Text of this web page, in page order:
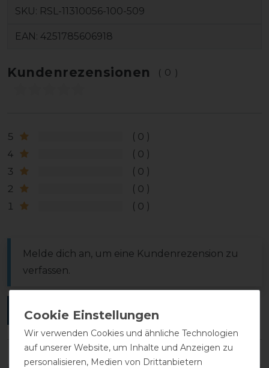
SKU: RSL-11310056-100-509
EAN: 4251785606918
Kundenrezensionen (0)
5
0
4
0
3
0
2
0
1
0
Melde dich an, um eine Kundenrezension zu
verfassen.
ANMELDEN
Wir verwenden Cookies und ähnliche Technologien
auf unserer Website, um Inhalte und Anzeigen zu
personalisieren, Medien von Drittanbietern